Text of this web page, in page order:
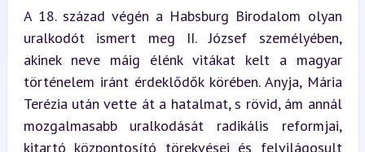
A 18. század végén a Habsburg Birodalom olyan
uralkodót ismert meg II. József személyében,
akinek neve máig élénk vitákat kelt a magyar
történelem iránt érdeklődők körében. Anyja, Mária
Terézia után vette át a hatalmat, s rövid, ám annál
mozgalmasabb uralkodását radikális reformjai,
kitartó központosító törekvései és felvilágosult